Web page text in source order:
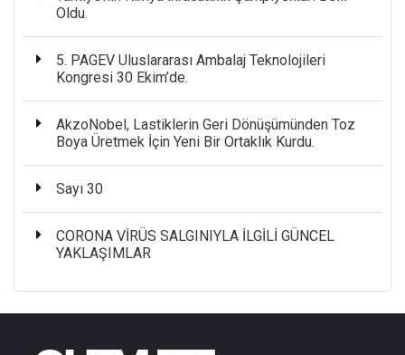
Oldu.
5. PAGEV Uluslararası Ambalaj Teknolojileri
Kongresi 30 Ekim’de.
AkzoNobel, Lastiklerin Geri Dönüşümünden Toz
Boya Üretmek İçin Yeni Bir Ortaklık Kurdu.
Sayı 30
CORONA VİRÜS SALGINIYLA İLGİLİ GÜNCEL
YAKLAŞIMLAR